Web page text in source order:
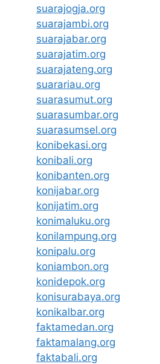
suarajogja.org
suarajambi.org
suarajabar.org
suarajatim.org
suarajateng.org
suarariau.org
suarasumut.org
suarasumbar.org
suarasumsel.org
konibekasi.org
konibali.org
konibanten.org
konijabar.org
konijatim.org
konimaluku.org
konilampung.org
konipalu.org
koniambon.org
konidepok.org
konisurabaya.org
konikalbar.org
faktamedan.org
faktamalang.org
faktabali.org